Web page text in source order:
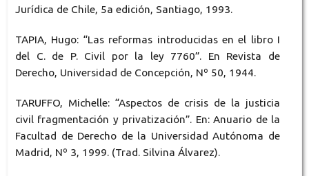
Jurídica de Chile, 5a edición, Santiago, 1993.
TAPIA, Hugo: “Las reformas introducidas en el libro I
del C. de P. Civil por la ley 7760”. En Revista de
Derecho, Universidad de Concepción, Nº 50, 1944.
TARUFFO, Michelle: “Aspectos de crisis de la justicia
civil fragmentación y privatización”. En: Anuario de la
Facultad de Derecho de la Universidad Autónoma de
Madrid, Nº 3, 1999. (Trad. Silvina Álvarez).